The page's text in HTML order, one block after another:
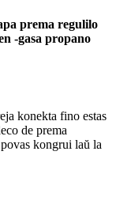
prema regulilo
-gasa propano
konekta fino estas
de prema
kongrui laŭ la